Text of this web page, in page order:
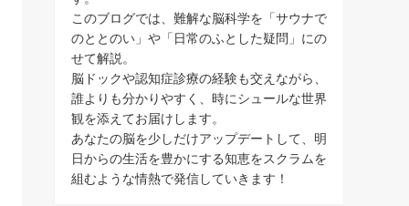
このブログでは、難解な脳科学を「サウナで
のととのい」や「日常のふとした疑問」にの
せて解説。
脳ドックや認知症診療の経験も交えながら、
誰よりも分かりやすく、時にシュールな世界
観を添えてお届けします。
あなたの脳を少しだけアップデートして、明
日からの生活を豊かにする知恵をスクラムを
組むような情熱で発信していきます！